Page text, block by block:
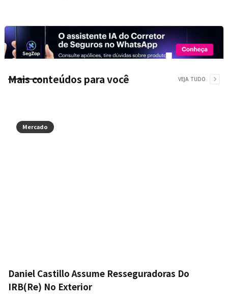
Mais conteúdos para você VEJA TUDO
Mercado
Daniel Castillo Assume Resseguradoras Do
IRB(Re) No Exterior